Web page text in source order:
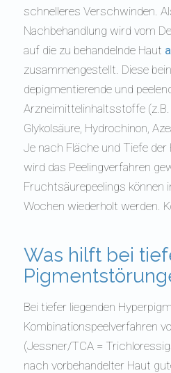
schnelleres Verschwinden.
Nachbehandlung wird vom
auf die zu behandelnde Haut
zusammengestellt. Diese
depigmentierende und
Arzneimittelinhaltsstoffe (z.B.
Glykolsäure, Hydrochinon,
Je nach Fläche und Tiefe
wird das Peelingverfahren
Fruchtsäurepeelings können
Wochen wiederholt werden.
Was hilft bei
Bei tiefer liegenden
Kombinationspeelverfahren
(Jessner/TCA =
nach vorbehandelter Haut